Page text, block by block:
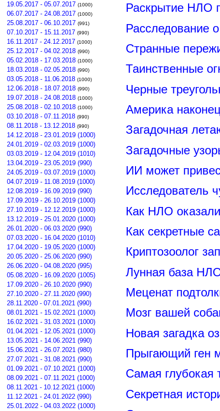
19.05.2017 - 05.07.2017 (1000)
06.07.2017 - 24.08.2017 (1000)
25.08.2017 - 06.10.2017 (991)
07.10.2017 - 15.11.2017 (990)
16.11.2017 - 24.12.2017 (1000)
25.12.2017 - 04.02.2018 (990)
05.02.2018 - 17.03.2018 (1000)
18.03.2018 - 02.05.2018 (990)
03.05.2018 - 11.06.2018 (1000)
12.06.2018 - 18.07.2018 (990)
19.07.2018 - 24.08.2018 (1000)
25.08.2018 - 02.10.2018 (1000)
03.10.2018 - 07.11.2018 (990)
08.11.2018 - 13.12.2018 (990)
14.12.2018 - 23.01.2019 (1000)
24.01.2019 - 02.03.2019 (1000)
03.03.2019 - 12.04.2019 (1010)
13.04.2019 - 23.05.2019 (990)
24.05.2019 - 03.07.2019 (1000)
04.07.2019 - 11.08.2019 (1000)
12.08.2019 - 16.09.2019 (990)
17.09.2019 - 26.10.2019 (1000)
27.10.2019 - 12.12.2019 (1000)
13.12.2019 - 25.01.2020 (1000)
26.01.2020 - 06.03.2020 (990)
07.03.2020 - 16.04.2020 (1010)
17.04.2020 - 19.05.2020 (1000)
20.05.2020 - 25.06.2020 (990)
26.06.2020 - 04.08.2020 (995)
05.08.2020 - 16.09.2020 (1005)
17.09.2020 - 26.10.2020 (990)
27.10.2020 - 27.11.2020 (990)
28.11.2020 - 07.01.2021 (990)
08.01.2021 - 15.02.2021 (1000)
16.02.2021 - 31.03.2021 (1000)
01.04.2021 - 12.05.2021 (1000)
13.05.2021 - 14.06.2021 (990)
15.06.2021 - 26.07.2021 (980)
27.07.2021 - 31.08.2021 (990)
01.09.2021 - 07.10.2021 (1000)
08.09.2021 - 07.11.2021 (1000)
08.11.2021 - 10.12.2021 (1000)
11.12.2021 - 24.01.2022 (990)
25.01.2022 - 04.03.2022 (1000)
Раскрытие НЛО
Расследование
Странные
Таинственные
Черные
Америка
Загадочная
Загадочные
ИИ может
Исследователь
Как НЛО
Как секретные
Криптозоолог
Лунная база
Меценат
Мозг вашей
Новая загадка
Прыгающий ген
Самая глубокая
Секретная